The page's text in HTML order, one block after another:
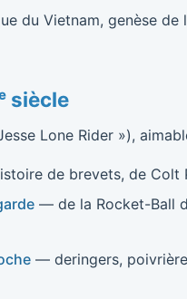
du Vietnam, genèse de
siècle
Lone Rider »),
de brevets, de Colt
— de la Rocket-Ball
— deringers,